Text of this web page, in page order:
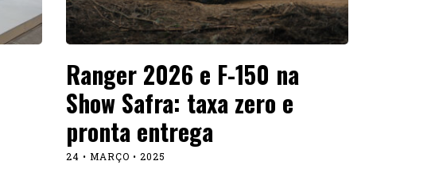
Ranger 2026 e F-150 na
Show Safra: taxa zero e
pronta entrega
24 • MARÇO • 2025